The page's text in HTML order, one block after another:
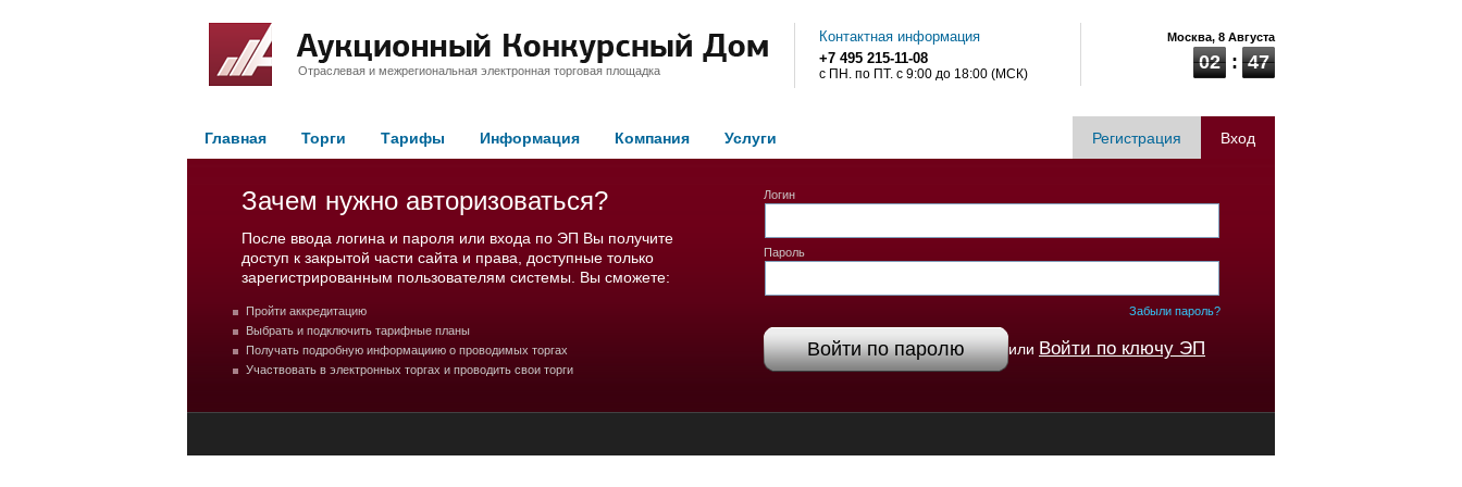
Отраслевая и межрегиональная электронная торговая площадка
Контактная информация
+7 495 215-11-08
с ПН. по ПТ. с 9:00 до 18:00 (МСК)
Москва, 8 Августа
47
:
02
Главная Торги Тарифы Информация Компания Услуги Регистрация Вход
Зачем нужно авторизоваться?
После ввода логина и пароля или входа по ЭП Вы получите
доступ к закрытой части сайта и права, доступные только
зарегистрированным пользователям системы. Вы сможете:
Пройти аккредитацию
Выбрать и подключить тарифные планы
Получать подробную информациию о проводимых торгах
Участвовать в электронных торгах и проводить свои торги
Логин
Пароль
Забыли пароль?
Войти по паролю или Войти по ключу ЭП